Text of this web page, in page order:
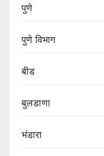
पुणे
पुणे विभाग‌
बीड
बुलडाणा
भंडारा